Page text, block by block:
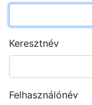
Keresztnév
Felhasználónév